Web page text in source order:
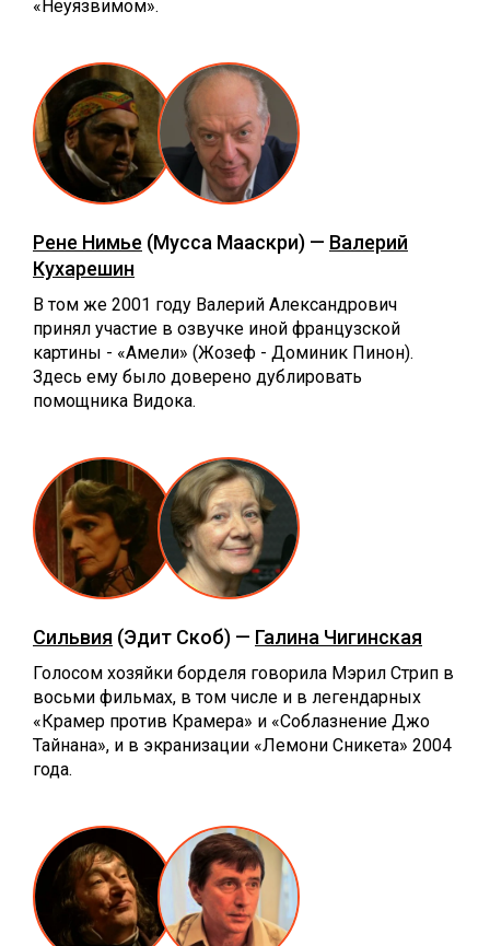
«Неуязвимом».
Рене Нимье (Мусса Мааскри) — Валерий
Кухарешин
В том же 2001 году Валерий Александрович
принял участие в озвучке иной французской
картины - «Амели» (Жозеф - Доминик Пинон).
Здесь ему было доверено дублировать
помощника Видока.
Сильвия (Эдит Скоб) — Галина Чигинская
Голосом хозяйки борделя говорила Мэрил Стрип в
восьми фильмах, в том числе и в легендарных
«Крамер против Крамера» и «Соблазнение Джо
Тайнана», и в экранизации «Лемони Сникета» 2004
года.